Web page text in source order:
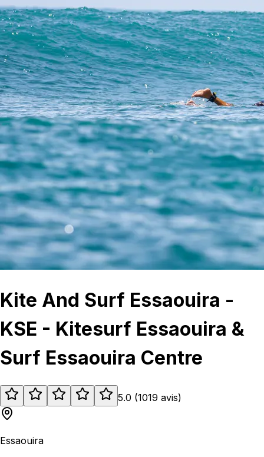
Kite And Surf Essaouira -
KSE - Kitesurf Essaouira &
Surf Essaouira Centre
5.0 (1019 avis)
Essaouira